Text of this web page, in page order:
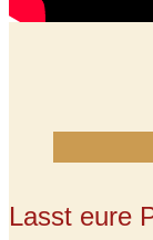
Lasst eure